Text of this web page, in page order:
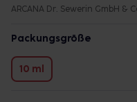
ARCANA Dr. Sewerin GmbH &
Packungsgröße
10 ml